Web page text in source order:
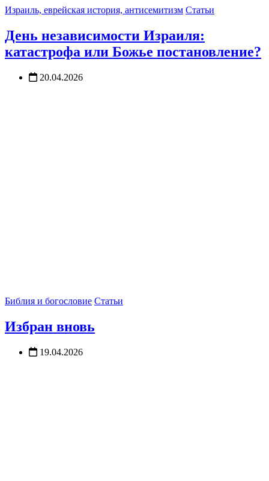
Израиль, еврейская история, антисемитизм Статьи
День независимости Израиля:
катастрофа или Божье постановление?
20.04.2026
Библия и богословие Статьи
Избран вновь
19.04.2026